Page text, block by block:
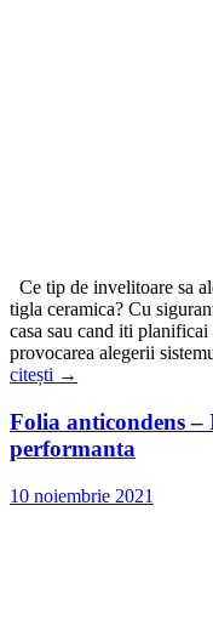
Ce tip de invelitoare sa
tigla ceramica? Cu
casa sau cand iti
provocarea alegerii
citești →
Folia anticondens
performanta
10 noiembrie 2021